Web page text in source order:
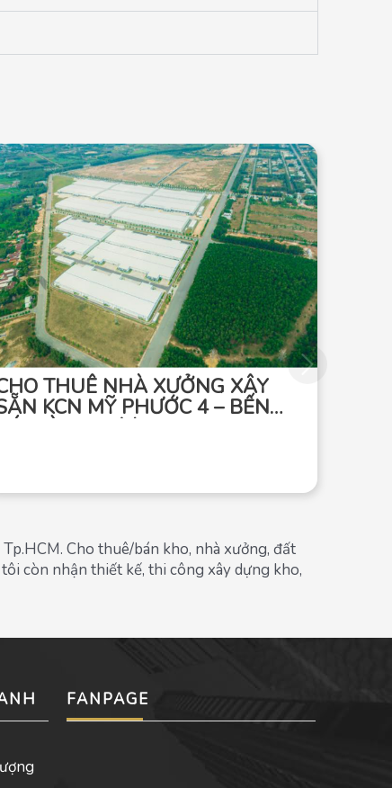
THUÊ NHÀ XƯỞNG XÂY
KCN MỸ PHƯỚC 4 – BẾN
Cho thuê/bán kho, nhà xưởng, đất
còn nhận thiết kế, thi công xây dựng kho,
FANPAGE